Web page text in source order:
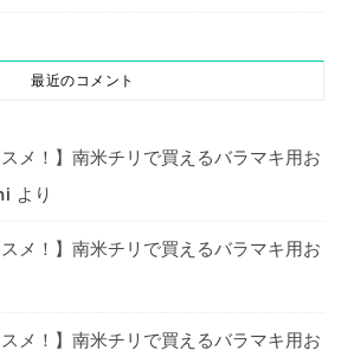
最近のコメント
スメ！】南米チリで買えるバラマキ用お
より
スメ！】南米チリで買えるバラマキ用お
スメ！】南米チリで買えるバラマキ用お